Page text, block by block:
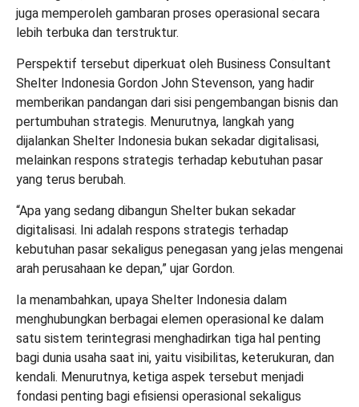
juga memperoleh gambaran proses operasional secara
lebih terbuka dan terstruktur.
Perspektif tersebut diperkuat oleh Business Consultant
Shelter Indonesia Gordon John Stevenson, yang hadir
memberikan pandangan dari sisi pengembangan bisnis dan
pertumbuhan strategis. Menurutnya, langkah yang
dijalankan Shelter Indonesia bukan sekadar digitalisasi,
melainkan respons strategis terhadap kebutuhan pasar
yang terus berubah.
“Apa yang sedang dibangun Shelter bukan sekadar
digitalisasi. Ini adalah respons strategis terhadap
kebutuhan pasar sekaligus penegasan yang jelas mengenai
arah perusahaan ke depan,” ujar Gordon.
Ia menambahkan, upaya Shelter Indonesia dalam
menghubungkan berbagai elemen operasional ke dalam
satu sistem terintegrasi menghadirkan tiga hal penting
bagi dunia usaha saat ini, yaitu visibilitas, keterukuran, dan
kendali. Menurutnya, ketiga aspek tersebut menjadi
fondasi penting bagi efisiensi operasional sekaligus